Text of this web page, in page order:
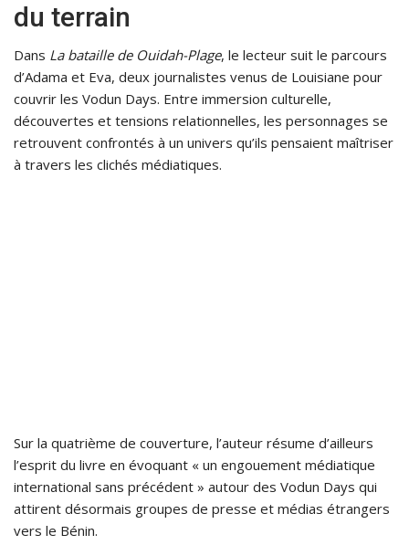
du terrain
Dans La bataille de Ouidah-Plage, le lecteur suit le parcours
d’Adama et Eva, deux journalistes venus de Louisiane pour
couvrir les Vodun Days. Entre immersion culturelle,
découvertes et tensions relationnelles, les personnages se
retrouvent confrontés à un univers qu’ils pensaient maîtriser
à travers les clichés médiatiques.
Sur la quatrième de couverture, l’auteur résume d’ailleurs
l’esprit du livre en évoquant « un engouement médiatique
international sans précédent » autour des Vodun Days qui
attirent désormais groupes de presse et médias étrangers
vers le Bénin.